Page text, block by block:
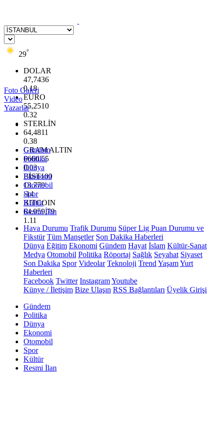
29°
DOLAR
47,7436
0.18
EURO
55,2510
0.32
STERLİN
64,4811
0.38
GRAM ALTIN
6660.55
0.03
BİST100
13.779
-14
BITCOIN
64.959,79
1.11
Foto Galeri
Video
Yazarlar
Gündem
Politika
Dünya
Ekonomi
Otomobil
Spor
Kültür
Resmi İlan
Hava Durumu Trafik Durumu Süper Lig Puan Durumu ve
Fikstür Tüm Manşetler Son Dakika Haberleri
Dünya Eğitim Ekonomi Gündem Hayat İslam Kültür-Sanat
Medya Otomobil Politika Röportaj Sağlık Seyahat Siyaset
Son Dakika Spor Videolar Teknoloji Trend YaşamYurt
Haberleri
Facebook Twitter InstagramYoutube
Künye / İletişim Bize Ulaşın RSS Bağlantıları Üyelik Girişi
Gündem
Politika
Dünya
Ekonomi
Otomobil
Spor
Kültür
Resmi İlan